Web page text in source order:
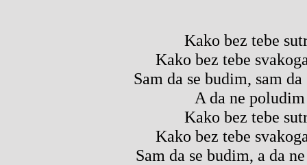
Kako bez tebe
Kako bez tebe
Sam da se budim, sam
A da ne poludim
Kako bez tebe
Kako bez tebe
Sam da se budim, a da